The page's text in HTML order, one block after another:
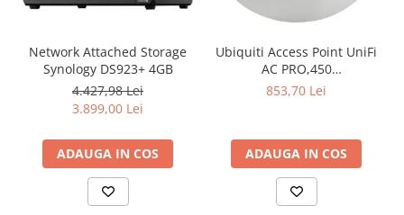
Network Attached Storage
Synology DS923+ 4GB
4.427,98 Lei
3.899,00 Lei
ADAUGA IN COS
Ubiquiti Access Point UniFi
AC PRO,450
Mbps(2.4GHz),1300
included,
802.3af/at,2x10/100/1000
RJ45 Port, Integrated 3 dBi
3x3 MIMO (2.4GHz and
5GHz),250+ Co
853,70 Lei
ADAUGA IN COS